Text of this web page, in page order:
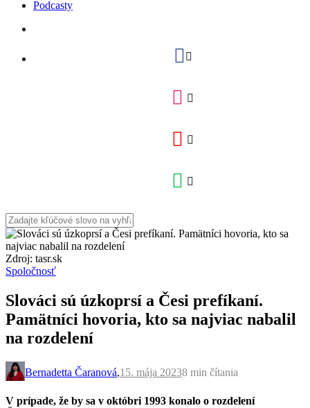
Podcasty
Zdroj: tasr.sk
Spoločnosť
Slováci sú úzkoprsí a Česi prefíkaní.
Pamätníci hovoria, kto sa najviac nabalil
na rozdelení
Bernadetta Čaranová,15. mája 20238 min čítania
V prípade, že by sa v októbri 1993 konalo o rozdelení